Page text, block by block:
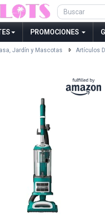
PROMOCIONES
Jardín y Mascotas Artículos